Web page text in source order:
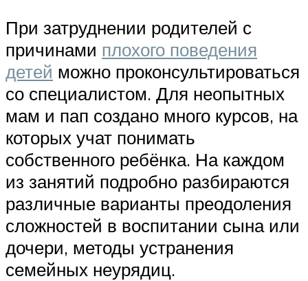
При затруднении родителей с
причинами плохого поведения
детей можно проконсультироваться
со специалистом. Для неопытных
мам и пап создано много курсов, на
которых учат понимать
собственного ребёнка. На каждом
из занятий подробно разбираются
различные варианты преодоления
сложностей в воспитании сына или
дочери, методы устранения
семейных неурядиц.